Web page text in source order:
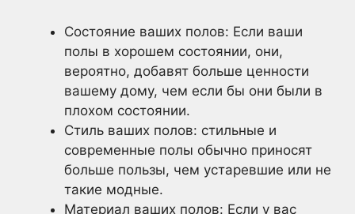
Состояние ваших полов: Если ваши
полы в хорошем состоянии, они,
вероятно, добавят больше ценности
вашему дому, чем если бы они были в
плохом состоянии.
Стиль ваших полов: стильные и
современные полы обычно приносят
больше пользы, чем устаревшие или не
такие модные.
Материал ваших полов: Если у вас